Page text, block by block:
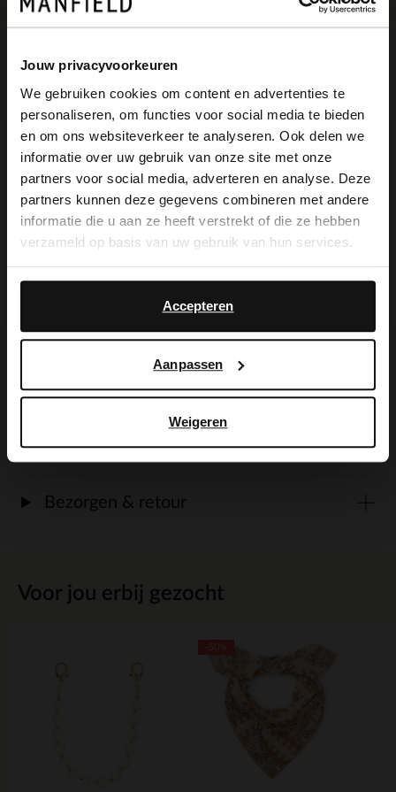
Jouw privacyvoorkeuren
We gebruiken cookies om content en advertenties te
personaliseren, om functies voor social media te bieden
en om ons websiteverkeer te analyseren. Ook delen we
informatie over uw gebruik van onze site met onze
partners voor social media, adverteren en analyse. Deze
partners kunnen deze gegevens combineren met andere
informatie die u aan ze heeft verstrekt of die ze hebben
verzameld op basis van uw gebruik van hun services.
Accepteren
Aanpassen
Weigeren
Voor jou erbij gezocht
Omschrijving
Donkerblauwe suède enkellaarsjes met
studs van Manfield. De enkellaarsjes
hebben een puntneus, ritssluiting aan de
binnenzijde en platte hak van 3 cm. We
adviseren als verzorging en bescherming
de suède/nubuck spray in transparant.
Alles over dit product
Maattabel
Bezorgen & retour
×
View this website in English?
It looks like your language isn't Dutch. Would
you like to switch to English?
English